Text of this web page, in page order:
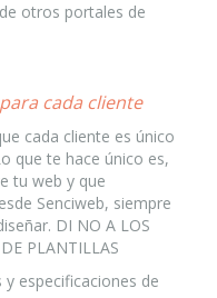
otros portales de
cada cliente
cada cliente es único
que te hace único es,
tu web y que
Senciweb, siempre
DI NO A LOS
PLANTILLAS
especificaciones de